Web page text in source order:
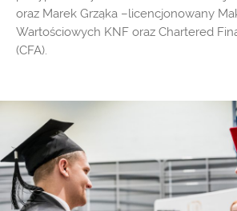
oraz Marek Grząka –licencjonowany
Wartościowych KNF oraz Chartered
(CFA).